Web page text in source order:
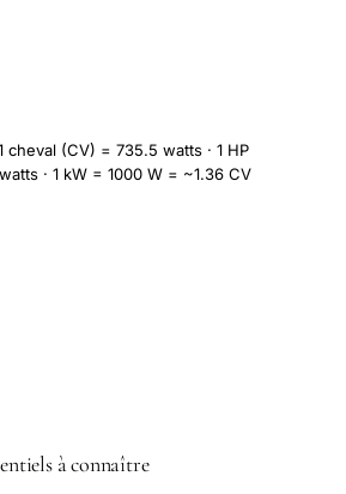
cheval (CV) = 735.5 watts · 1 HP
· 1 kW = 1000 W = ~1.36 CV
à connaître